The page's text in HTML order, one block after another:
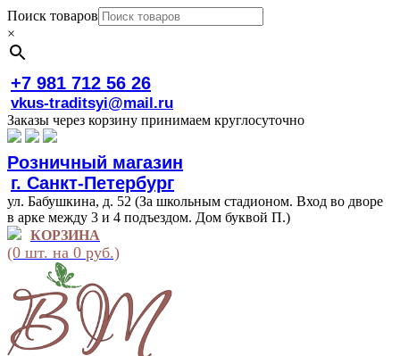
Поиск товаров
×
+7 981 712 56 26
vkus-traditsyi@mail.ru
Заказы через корзину принимаем круглосуточно
Розничный магазин
г. Санкт-Петербург
ул. Бабушкина, д. 52 (За школьным стадионом. Вход во дворе
в арке между 3 и 4 подъездом. Дом буквой П.)
КОРЗИНА
(0 шт. на 0 руб.)